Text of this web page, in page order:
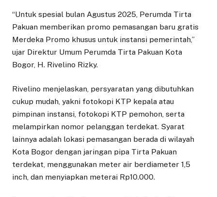
“Untuk spesial bulan Agustus 2025, Perumda Tirta
Pakuan memberikan promo pemasangan baru gratis
Merdeka Promo khusus untuk instansi pemerintah,”
ujar Direktur Umum Perumda Tirta Pakuan Kota
Bogor, H. Rivelino Rizky.
Rivelino menjelaskan, persyaratan yang dibutuhkan
cukup mudah, yakni fotokopi KTP kepala atau
pimpinan instansi, fotokopi KTP pemohon, serta
melampirkan nomor pelanggan terdekat. Syarat
lainnya adalah lokasi pemasangan berada di wilayah
Kota Bogor dengan jaringan pipa Tirta Pakuan
terdekat, menggunakan meter air berdiameter 1,5
inch, dan menyiapkan meterai Rp10.000.